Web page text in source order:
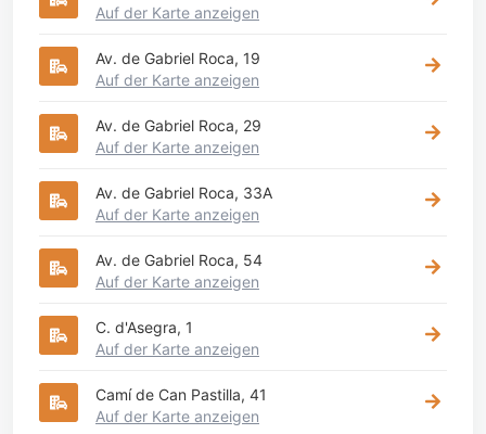
Auf der Karte anzeigen
Av. de Gabriel Roca, 19
Auf der Karte anzeigen
Av. de Gabriel Roca, 29
Auf der Karte anzeigen
Av. de Gabriel Roca, 33A
Auf der Karte anzeigen
Av. de Gabriel Roca, 54
Auf der Karte anzeigen
C. d'Asegra, 1
Auf der Karte anzeigen
Camí de Can Pastilla, 41
Auf der Karte anzeigen